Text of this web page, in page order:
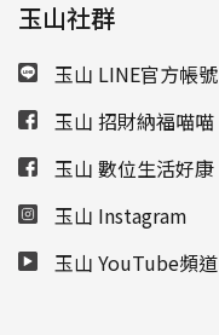
玉山社群
玉山 LINE官方帳號
玉山 招財納福喵喵
玉山 數位生活好康
玉山 Instagram
玉山 YouTube頻道